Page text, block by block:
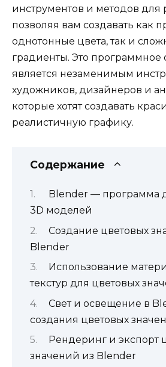
инструментов и методов для
позволяя вам создавать как
однотонные цвета, так и
градиенты. Это программное
является незаменимым
художников, дизайнеров и
которые хотят создавать
реалистичную графику.
Содержание
Blender — программа
3D моделей
Создание цветовых
Blender
Использование
текстур для цветовых
Свет и освещение в
создания цветовых
Рендеринг и экспорт
значений из Blender